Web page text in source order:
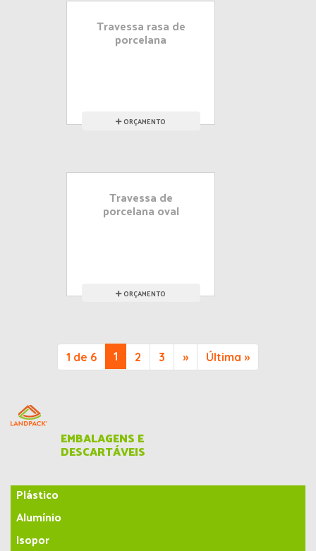
Travessa rasa de
porcelana
ORÇAMENTO
Travessa de
porcelana oval
ORÇAMENTO
1 de 6 1 2 3 » Última »
EMBALAGENS E
DESCARTÁVEIS
Plástico
Alumínio
Isopor